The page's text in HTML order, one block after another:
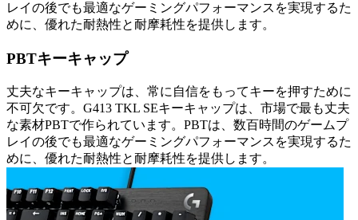
レイの後でも最適なゲーミングパフォーマンスを実現するた
めに、優れた耐熱性と耐摩耗性を提供します。
PBTキーキャップ
丈夫なキーキャップは、常に自信をもってキーを押すために
不可欠です。G413 TKL SEキーキャップは、市場で最も丈夫
な素材PBTで作られています。PBTは、数百時間のゲームプ
レイの後でも最適なゲーミングパフォーマンスを実現するた
めに、優れた耐熱性と耐摩耗性を提供します。